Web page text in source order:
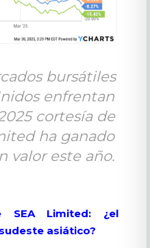
bursátiles
enfrentan
cortesía de
ha ganado
valor este año.
SEA Limited: ¿el
asiático?